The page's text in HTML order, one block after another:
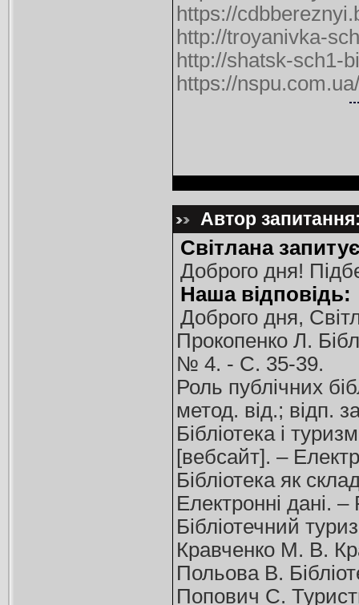
https://
http://troyanivka-
http://shatsk-sch1-
https://
Автор
Світлана
Доброго дня!
Наша відповідь:
Доброго дня,
Прокопенко Л.
№ 4. - С. 35-39.
Роль публічних
метод. від.; відп.
Бібліотека і
[вебсайт]. –
Бібліотека як
Електронні дані.
Бібліотечний
Кравченко М. В.
Польова В.
Попович С.